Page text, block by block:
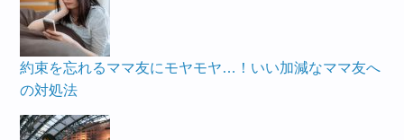
約束を忘れるママ友にモヤモヤ…！いい加減なママ友へ
の対処法